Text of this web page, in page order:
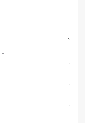
*